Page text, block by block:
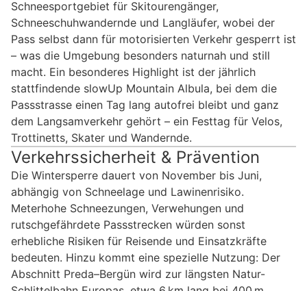
Schneesportgebiet für Skitourengänger,
Schneeschuhwandernde und Langläufer, wobei der
Pass selbst dann für motorisierten Verkehr gesperrt ist
– was die Umgebung besonders naturnah und still
macht. Ein besonderes Highlight ist der jährlich
stattfindende slowUp Mountain Albula, bei dem die
Passstrasse einen Tag lang autofrei bleibt und ganz
dem Langsamverkehr gehört – ein Festtag für Velos,
Trottinetts, Skater und Wandernde.
Verkehrssicherheit & Prävention
Die Wintersperre dauert von November bis Juni,
abhängig von Schneelage und Lawinenrisiko.
Meterhohe Schneezungen, Verwehungen und
rutschgefährdete Passstrecken würden sonst
erhebliche Risiken für Reisende und Einsatzkräfte
bedeuten. Hinzu kommt eine spezielle Nutzung: Der
Abschnitt Preda–Bergün wird zur längsten Natur-